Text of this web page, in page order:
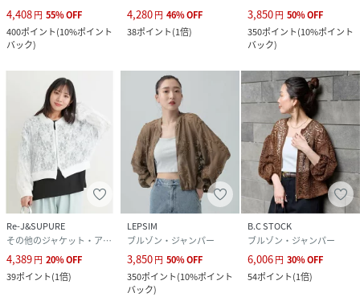
4,408円 55%OFF
400ポイント(10%ポイント
バック)
4,280円 46%OFF
38ポイント(1倍)
3,850円 50%OFF
350ポイント(10%ポイント
バック)
Re-J&SUPURE
その他のジャケット・アウター
4,389円 20%OFF
39ポイント(1倍)
LEPSIM
ブルゾン・ジャンパー
3,850円 50%OFF
350ポイント(10%ポイント
バック)
B.C STOCK
ブルゾン・ジャンパー
6,006円 30%OFF
54ポイント(1倍)